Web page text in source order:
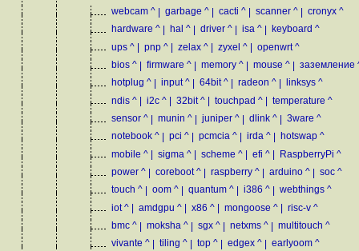
webcam ^ | garbage ^ | cacti ^ | scanner ^ | cronyx ^
hardware ^ | hal ^ | driver ^ | isa ^ | keyboard ^
ups ^ | pnp ^ | zelax ^ | zyxel ^ | openwrt ^
bios ^ | firmware ^ | memory ^ | mouse ^ | заземление
hotplug ^ | input ^ | 64bit ^ | radeon ^ | linksys ^
ndis ^ | i2c ^ | 32bit ^ | touchpad ^ | temperature ^
sensor ^ | munin ^ | juniper ^ | dlink ^ | 3ware ^
notebook ^ | pci ^ | pcmcia ^ | irda ^ | hotswap ^
mobile ^ | sigma ^ | scheme ^ | efi ^ | RaspberryPi ^
power ^ | coreboot ^ | raspberry ^ | arduino ^ | soc ^
touch ^ | oom ^ | quantum ^ | i386 ^ | webthings ^
iot ^ | amdgpu ^ | x86 ^ | mongoose ^ | risc-v ^
bmc ^ | moksha ^ | sgx ^ | netxms ^ | multitouch ^
vivante ^ | tiling ^ | top ^ | edgex ^ | earlyoom ^